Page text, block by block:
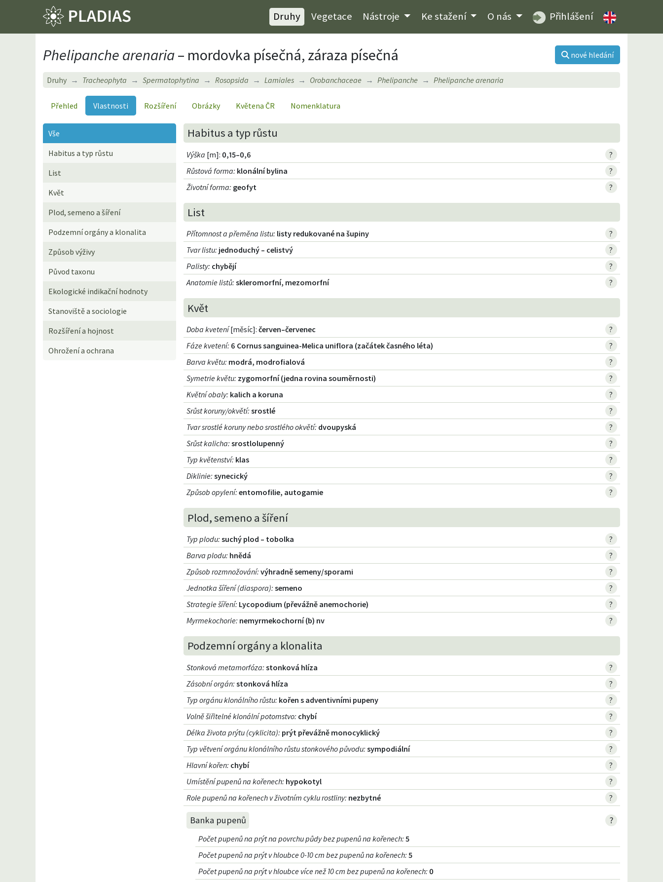
Druhy Vegetace Nástroje Ke stažení O nás Přihlášení
Phelipanche arenaria– mordovka písečná, záraza písečná nové hledání
Druhy Tracheophyta Spermatophytina Rosopsida Lamiales Orobanchaceae Phelipanche Phelipanche arenaria
Přehled Vlastnosti Rozšíření Obrázky Květena ČR Nomenklatura
Vše
Habitus a typ růstu
List
Květ
Plod, semeno a šíření
Podzemní orgány a klonalita
Způsob výživy
Původ taxonu
Ekologické indikační hodnoty
Stanoviště a sociologie
Rozšíření a hojnost
Ohrožení a ochrana
Habitus a typ růstu
Výška [m]: 0,15–0,6
?
Růstová forma: klonální bylina
?
Životní forma: geofyt ?
List
Přítomnost a přeměna listu: listy redukované na šupiny
?
Tvar listu: jednoduchý – celistvý
?
Palisty: chybějí
?
Anatomie listů: skleromorfní, mezomorfní ?
Květ
Doba kvetení[měsíc]: červen–červenec
?
Fáze kvetení: 6 Cornus sanguinea-Melica uniflora (začátek časného léta)
?
Barva květu: modrá, modrofialová
?
Symetrie květu: zygomorfní (jedna rovina souměrnosti)
?
Květní obaly: kalich a koruna
?
Srůst koruny/okvětí: srostlé
?
Tvar srostlé koruny nebo srostlého okvětí: dvoupyská
?
Srůst kalicha: srostlolupenný
?
Typ květenství: klas
?
Diklinie: synecický
?
Způsob opylení: entomofilie, autogamie ?
Plod, semeno a šíření
Typ plodu: suchý plod – tobolka
?
Barva plodu: hnědá
?
Způsob rozmnožování: výhradně semeny/sporami
?
Jednotka šíření (diaspora): semeno
?
Strategie šíření: Lycopodium (převážně anemochorie)
?
Myrmekochorie: nemyrmekochorní (b) nv ?
Podzemní orgány a klonalita
Stonková metamorfóza: stonková hlíza
?
Zásobní orgán: stonková hlíza
?
Typ orgánu klonálního růstu: kořen s adventivními pupeny
?
Volně šiřitelné klonální potomstvo: chybí
?
Délka života prýtu (cyklicita): prýt převážně monocyklický
?
Typ větvení orgánu klonálního růstu stonkového původu: sympodiální
?
Hlavní kořen: chybí
?
Umístění pupenů na kořenech: hypokotyl
?
Role pupenů na kořenech v životním cyklu rostliny: nezbytné ?
Banka pupenů ?
Počet pupenů na prýt na povrchu půdy bez pupenů na kořenech: 5
Počet pupenů na prýt v hloubce 0-10 cm bez pupenů na kořenech: 5
Počet pupenů na prýt v hloubce více než 10 cm bez pupenů na kořenech: 0